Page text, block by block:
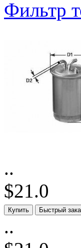
Фильтр
..
$21.0
..